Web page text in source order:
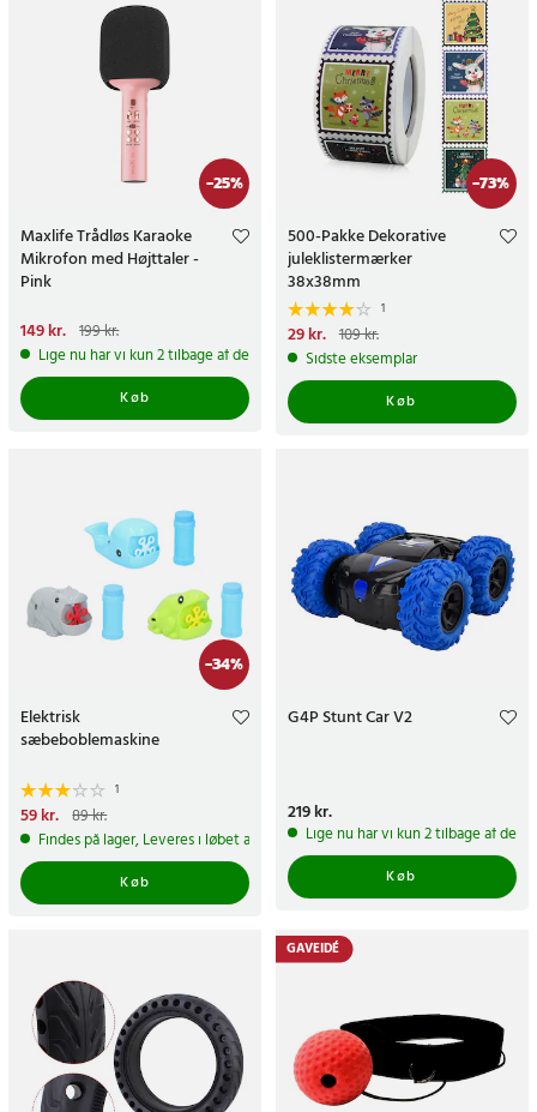
-25%
Maxlife Trådløs Karaoke
Mikrofon med Højttaler -
Pink
Nuværende pris
149 kr.Tidligere pris:199 kr.
149 kr. 199 kr.
Lige nu har vi kun 2 tilbage af dette produkt
Køb
-73%
500-Pakke Dekorative
juleklistermærker
38x38mm
1
Nuværende pris
pris:109 kr.
29 kr. 109 kr.
Sidste eksemplar
Køb
-34%
Elektrisk
sæbeboblemaskine
1
Nuværende pris
pris:89 kr.
59 kr. 89 kr.
Findes på lager, Leveres i løbet af 1-2 hverdage
Køb
G4P Stunt Car V2
Pris:219 kr.
219 kr.
Lige nu har vi kun 2 tilbage af
Køb
GAVEIDÉ